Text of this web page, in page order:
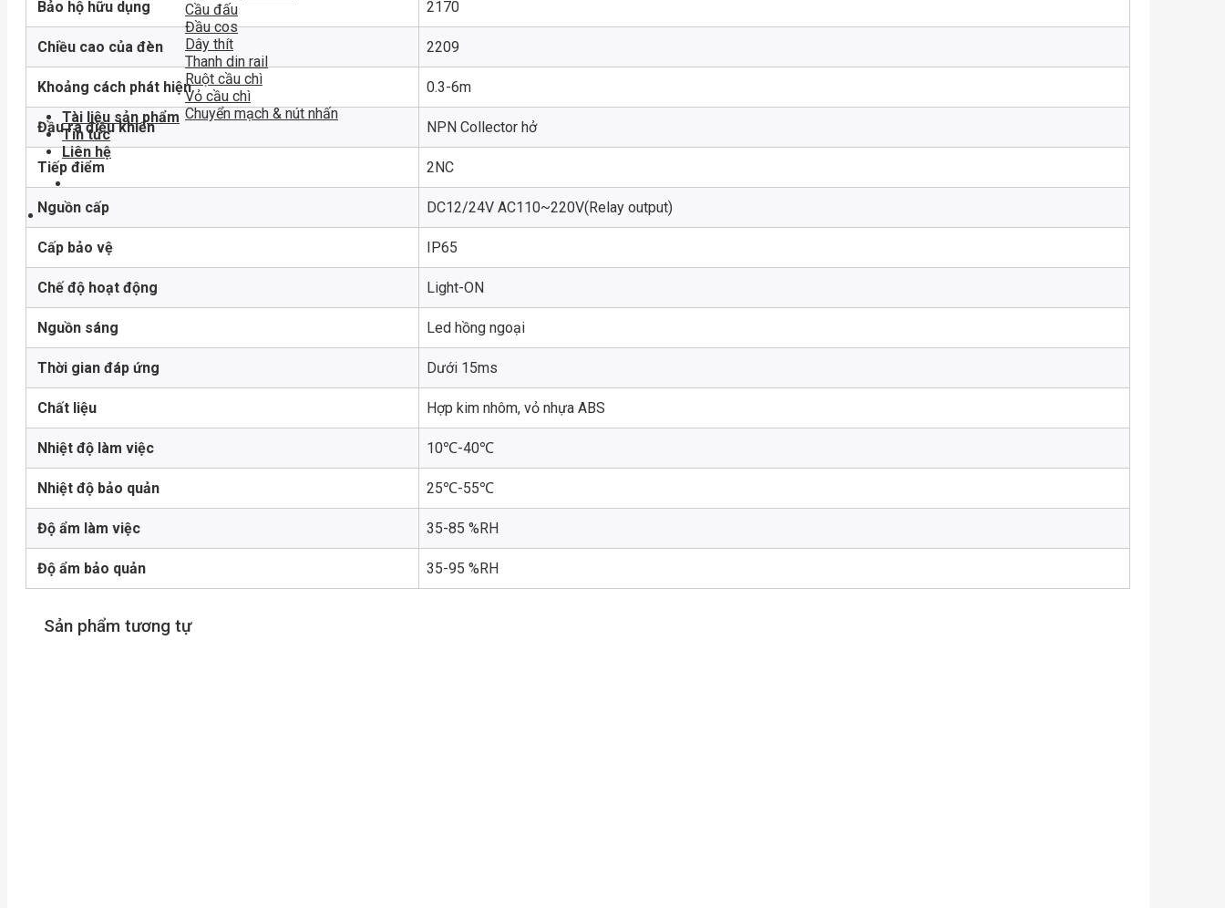
Cầu đấu
Đầu cos
Dây thít
Thanh din rail
Ruột cầu chì
Vỏ cầu chì
Chuyển mạch & nút nhấn
Tài liệu sản phẩm
Tin tức
Liên hệ
Bảo hộ hữu dụng 2170
Chiều cao của đèn 2209
Khoảng cách phát hiện 0.3-6m
Đầu ra điều khiển NPN Collector hở
Tiếp điểm 2NC
Nguồn cấp DC12/24V AC110~220V(Relay output)
Cấp bảo vệ IP65
Chế độ hoạt động Light-ON
Nguồn sáng Led hồng ngoại
Thời gian đáp ứng Dưới 15ms
Chất liệu Hợp kim nhôm, vỏ nhựa ABS
Nhiệt độ làm việc 10℃-40℃
Nhiệt độ bảo quản 25℃-55℃
Độ ẩm làm việc 35-85 %RH
Độ ẩm bảo quản 35-95 %RH
Sản phẩm tương tự